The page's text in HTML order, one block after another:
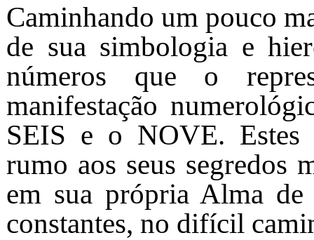
Caminhando um pouco
de sua simbologia e
números que o
manifestação
SEIS e o NOVE. Estes
rumo aos seus segredos
em sua própria Alma de
constantes, no difícil